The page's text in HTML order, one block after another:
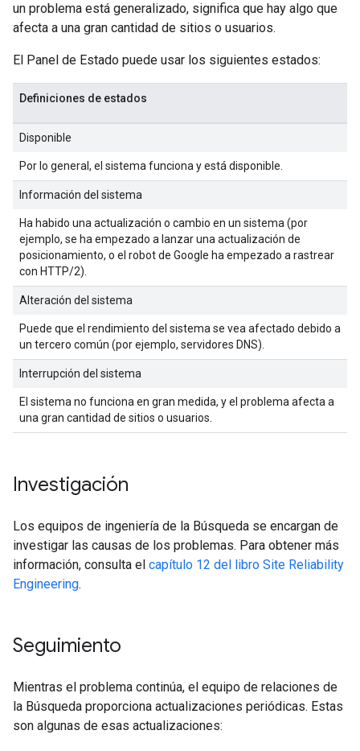
un problema está generalizado, significa que hay algo que
afecta a una gran cantidad de sitios o usuarios.
El Panel de Estado puede usar los siguientes estados:
Definiciones de estados
Disponible
Por lo general, el sistema funciona y está disponible.
Información del sistema
Ha habido una actualización o cambio en un sistema (por
ejemplo, se ha empezado a lanzar una actualización de
posicionamiento, o el robot de Google ha empezado a rastrear
con HTTP/2).
Alteración del sistema
Puede que el rendimiento del sistema se vea afectado debido a
un tercero común (por ejemplo, servidores DNS).
Interrupción del sistema
El sistema no funciona en gran medida, y el problema afecta a
una gran cantidad de sitios o usuarios.
Investigación
Los equipos de ingeniería de la Búsqueda se encargan de
investigar las causas de los problemas. Para obtener más
información, consulta el capítulo 12 del libro Site Reliability
Engineering.
Seguimiento
Mientras el problema continúa, el equipo de relaciones de
la Búsqueda proporciona actualizaciones periódicas. Estas
son algunas de esas actualizaciones: